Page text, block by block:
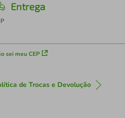
Entrega
sei meu CEP
de Trocas e Devolução